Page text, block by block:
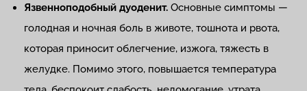
Язвенноподобный дуоденит. Основные симптомы —
голодная и ночная боль в животе, тошнота и рвота,
которая приносит облегчение, изжога, тяжесть в
желудке. Помимо этого, повышается температура